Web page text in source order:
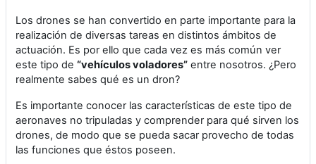
Los drones se han convertido en parte importante para la
realización de diversas tareas en distintos ámbitos de
actuación. Es por ello que cada vez es más común ver
este tipo de “vehículos voladores” entre nosotros. ¿Pero
realmente sabes qué es un dron?
Es importante conocer las características de este tipo de
aeronaves no tripuladas y comprender para qué sirven los
drones, de modo que se pueda sacar provecho de todas
las funciones que éstos poseen.